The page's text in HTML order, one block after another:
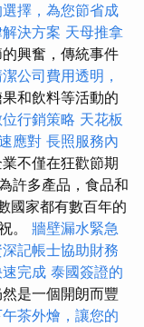
擇，為您節省成
決方案 天母推拿
興奮，傳統事件
公司費用透明，
和飲料等活動的
行銷策略 天花板
應對 長照服務內
不僅在狂歡節期
許多產品，食品和
國家都有數百年的
。 牆壁漏水緊急
深記帳士協助財務
完成 泰國簽證的
是一個開朗而豐
茶外燴，讓您的